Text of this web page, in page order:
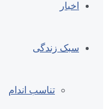
اخبار
سبک زندگی
تناسب اندام